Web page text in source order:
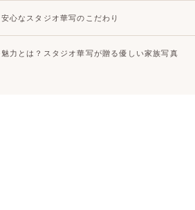
心なスタジオ華写のこだわり
力とは？スタジオ華写が贈る優しい家族写真